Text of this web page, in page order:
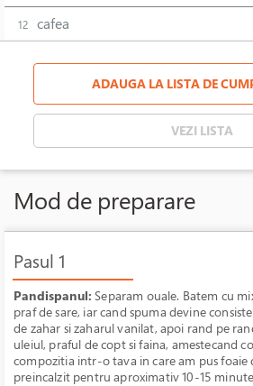
12 cafea
ADAUGA LA LISTA DE
VEZI LISTA
Mod de preparare
Pasul 1
Pandispanul: Separam ouale. Batem cu
praf de sare, iar cand spuma devine
de zahar si zaharul vanilat, apoi rand pe
uleiul, praful de copt si faina, amestecand
compozitia intr-o tava in care am pus foaie
preincalzit pentru aproximativ 10-15